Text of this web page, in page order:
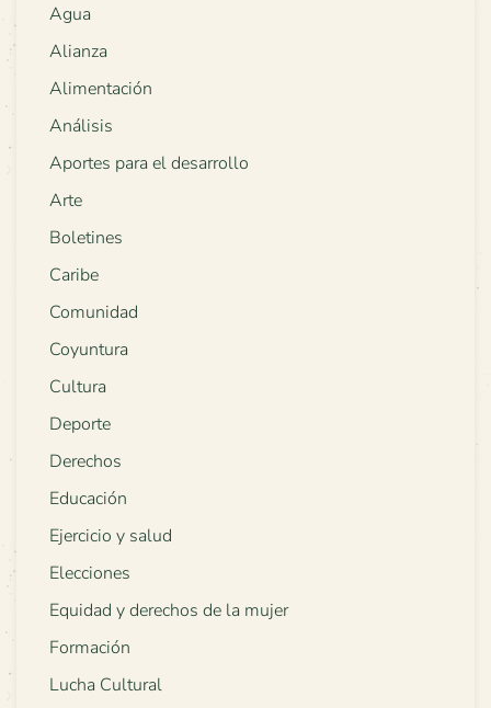
Agua
Alianza
Alimentación
Análisis
Aportes para el desarrollo
Arte
Boletines
Caribe
Comunidad
Coyuntura
Cultura
Deporte
Derechos
Educación
Ejercicio y salud
Elecciones
Equidad y derechos de la mujer
Formación
Lucha Cultural